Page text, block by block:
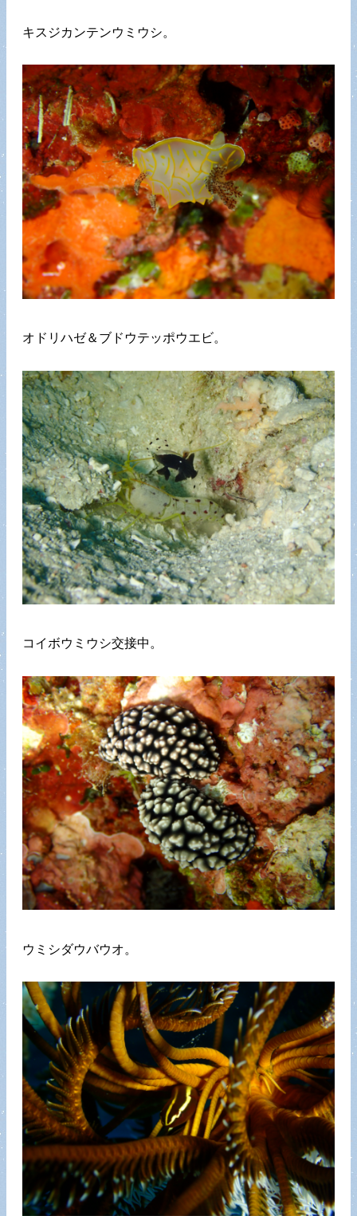
キスジカンテンウミウシ。
オドリハゼ＆ブドウテッポウエビ。
コイボウミウシ交接中。
ウミシダウバウオ。